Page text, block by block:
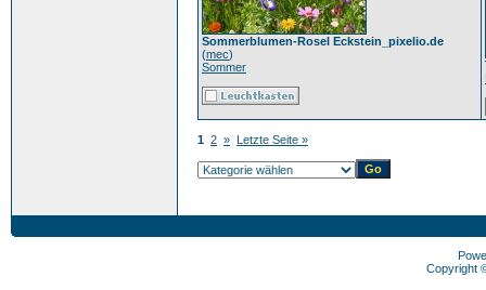
Sommerblumen-Rosel Eckstein_pixelio.de
(mec)
Sommer
1 2 » Letzte Seite »
Copyright